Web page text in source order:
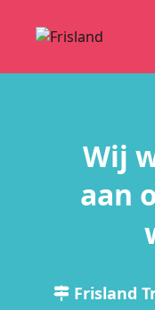
Wij
aan
Frisland